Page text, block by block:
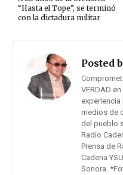
“Hasta el Tope”, se terminó
con la dictadura militar
Posted
VERDAD
medios de
del pueblo
Radio
Prensa de
Cadena
Sonora.